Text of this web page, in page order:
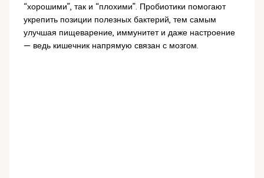
“хорошими”, так и “плохими”. Пробиотики помогают
укрепить позиции полезных бактерий, тем самым
улучшая пищеварение, иммунитет и даже настроение
— ведь кишечник напрямую связан с мозгом.